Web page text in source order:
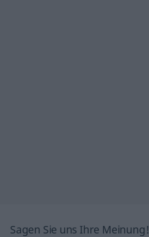
Sagen Sie uns Ihre Meinung!